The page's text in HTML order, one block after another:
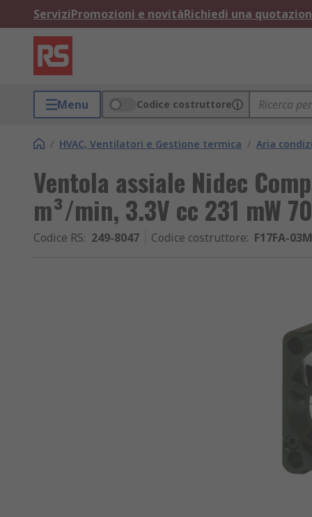
ServiziPromozioni e novitàRichiedi una
Menu Codice costruttore
/ HVAC, Ventilatori e Gestione termica / Aria
Ventola assiale Nidec
m³/min, 3.3V cc 231 mW
Codice RS: 249-8047 Codice costruttore: F17FA-